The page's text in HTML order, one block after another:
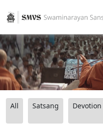
All Satsang Devotion